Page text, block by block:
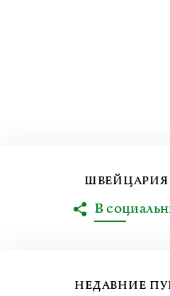
НЕДАВНИЕ
ШВЕЙЦАРИЯ
В